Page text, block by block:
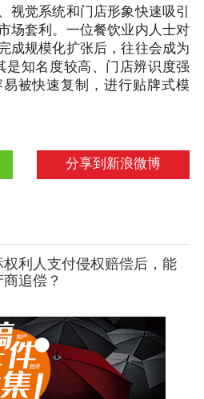
视觉系统和门店形象快速吸引
场套利。一位餐饮业内人士对
成规模化扩张后，往往会成为
是知名度较高、门店辨识度强
被快速复制，进行贴牌式模
分享到新浪微博
权利人支付侵权赔偿后，能
追偿？